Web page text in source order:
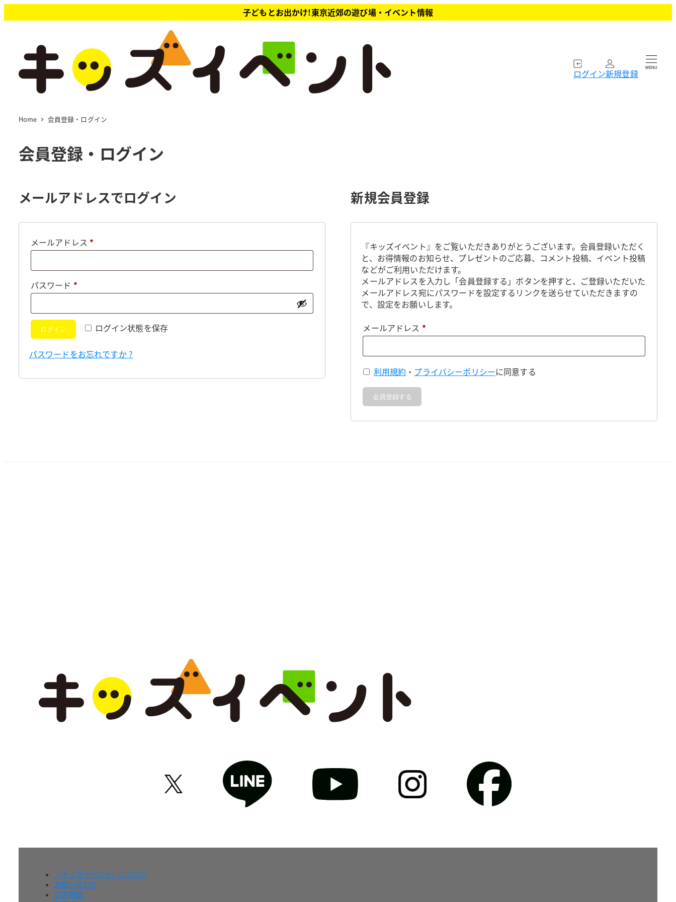
イ
子どもとお出かけ!東京近郊の遊び場・イベント情報
ログイン新規登録 MENU
Home 会員登録・ログイン
会員登録・ログイン
メールアドレスでログイン
メールアドレス *必
パスワード *必
ログイン状態を保存
ログイン
パスワードをお忘れですか ?
新規会員登録
『キッズイベント』をご覧いただきありがとうございます。会員登録いただく
と、お得情報のお知らせ、プレゼントのご応募、コメント投稿、イベント投稿
などがご利用いただけます。
メールアドレスを入力し「会員登録する」ボタンを押すと、ご登録いただいた
メールアドレス宛にパスワードを設定するリンクを送らせていただきますの
で、設定をお願いします。
メールアドレス *必
利用規約 ・ プライバシーポリシーに同意する
会員登録する
『キッズイベント』について
お問い合わせ
広告掲載